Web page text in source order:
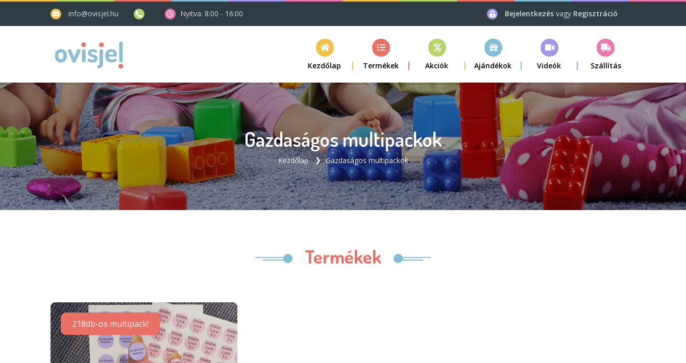
info@ovisjel.hu Nyitva: 8:00 - 16:00 Bejelentkezés vagy Regisztráció
Kezdőlap Termékek Akciók Ajándékok Videók Szállítás
Gazdaságos multipackok
Kezdőlap Gazdaságos multipackok
Termékek
218db-os multipack!